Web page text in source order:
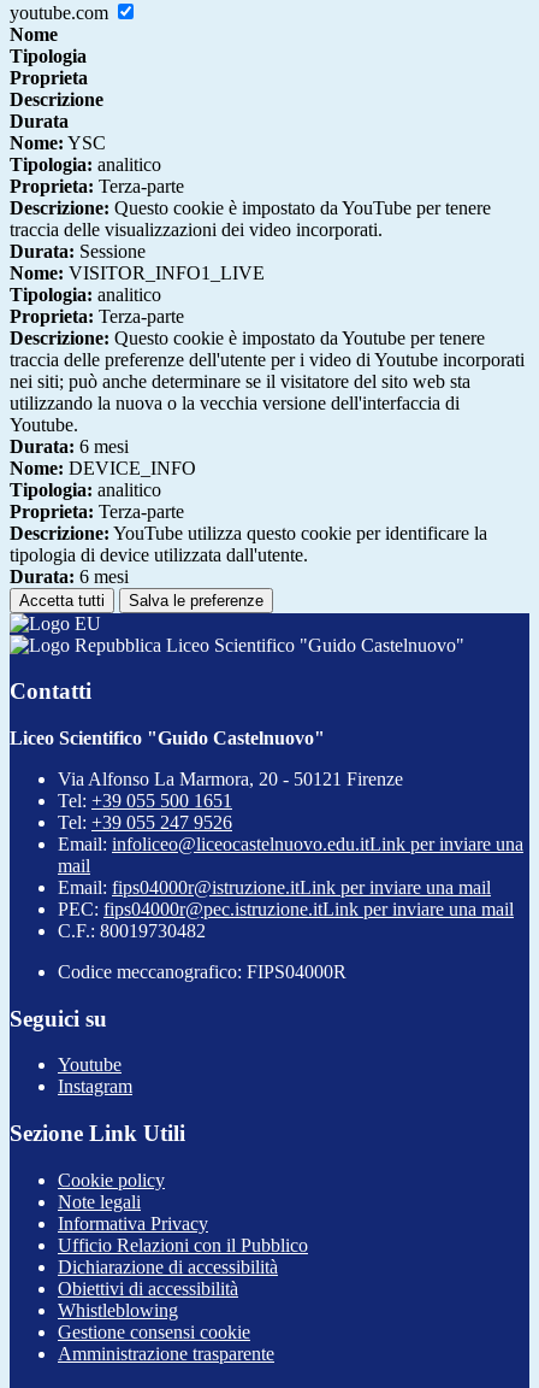
youtube.com
Nome
Tipologia
Proprieta
Descrizione
Durata
Nome: YSC
Tipologia: analitico
Proprieta: Terza-parte
Descrizione: Questo cookie è impostato da YouTube per tenere
traccia delle visualizzazioni dei video incorporati.
Durata: Sessione
Nome: VISITOR_INFO1_LIVE
Tipologia: analitico
Proprieta: Terza-parte
Descrizione: Questo cookie è impostato da Youtube per tenere
traccia delle preferenze dell'utente per i video di Youtube incorporati
nei siti; può anche determinare se il visitatore del sito web sta
utilizzando la nuova o la vecchia versione dell'interfaccia di
Youtube.
Durata: 6 mesi
Nome: DEVICE_INFO
Tipologia: analitico
Proprieta: Terza-parte
Descrizione: YouTube utilizza questo cookie per identificare la
tipologia di device utilizzata dall'utente.
Durata: 6 mesi
Accetta tutti Salva le preferenze
Liceo Scientifico "Guido Castelnuovo"
Contatti
Liceo Scientifico "Guido Castelnuovo"
Via Alfonso La Marmora, 20 - 50121 Firenze
Tel: +39 055 500 1651
Tel: +39 055 247 9526
Email: infoliceo@liceocastelnuovo.edu.itLink per inviare una
mail
Email: fips04000r@istruzione.itLink per inviare una mail
PEC: fips04000r@pec.istruzione.itLink per inviare una mail
C.F.: 80019730482
Codice meccanografico: FIPS04000R
Seguici su
Youtube
Instagram
Sezione Link Utili
Cookie policy
Note legali
Informativa Privacy
Ufficio Relazioni con il Pubblico
Dichiarazione di accessibilità
Obiettivi di accessibilità
Whistleblowing
Gestione consensi cookie
Amministrazione trasparente